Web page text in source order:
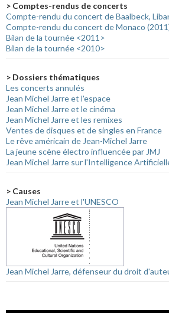
> Comptes-rendus de concerts
Compte-rendu du concert de Baalbeck,
Compte-rendu du concert de Monaco
Bilan de la tournée <2011>
Bilan de la tournée <2010>
> Dossiers thématiques
Les concerts annulés
Jean Michel Jarre et l'espace
Jean Michel Jarre et le cinéma
Jean Michel Jarre et les remixes
Ventes de disques et de singles en France
Le rêve américain de Jean-Michel Jarre
La jeune scène électro influencée par JMJ
Jean Michel Jarre sur l'Intelligence
> Causes
Jean Michel Jarre et l'UNESCO
Jean Michel Jarre, défenseur du droit